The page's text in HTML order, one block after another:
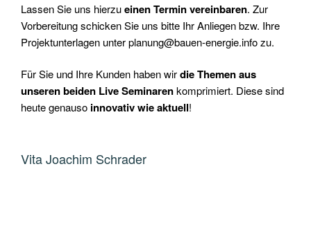
Lassen Sie uns hierzueinen Termin vereinbaren. Zur
Vorbereitung schicken Sie uns bitte Ihr Anliegen bzw. Ihre
Projektunterlagen unterplanung@bauen-energie.infozu.
Für Sie und Ihre Kunden haben wirdie Themen aus
unseren beiden Live Seminarenkomprimiert. Diese sind
heute genauso innovativ wie aktuell!
Vita Joachim Schrader